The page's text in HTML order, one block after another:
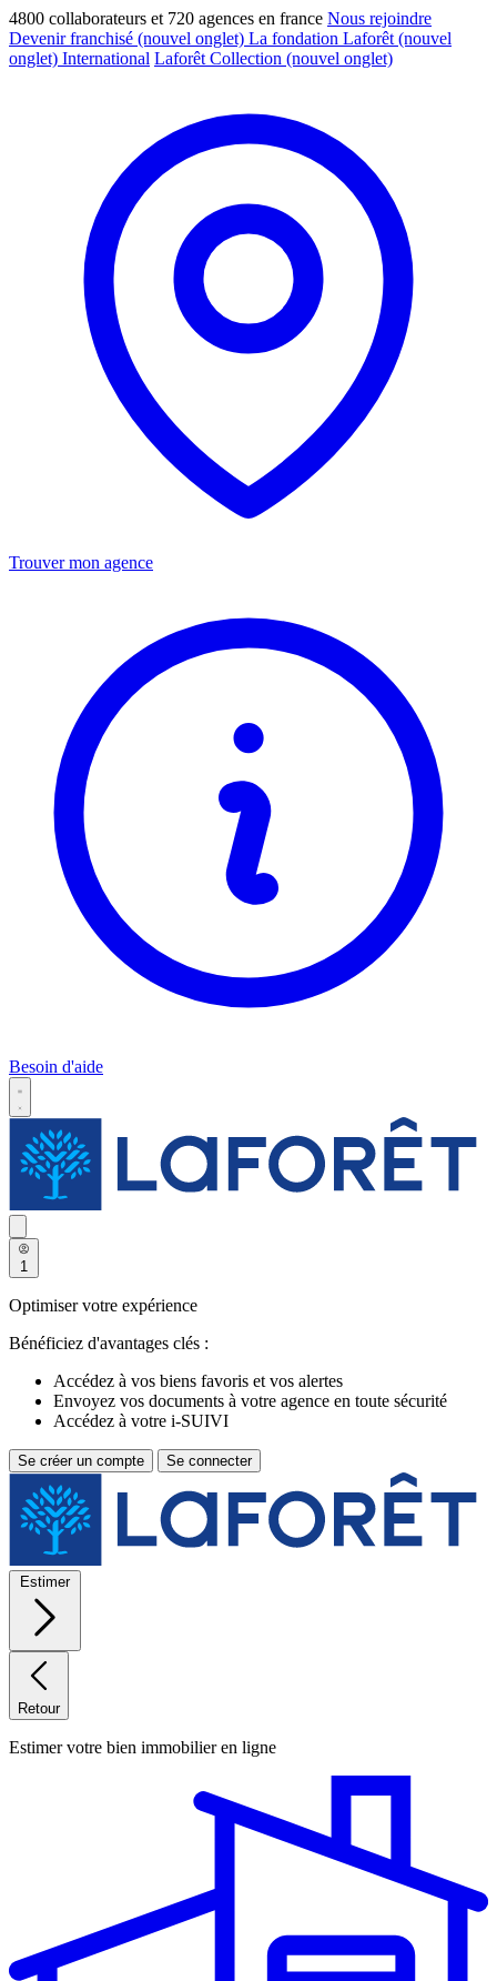
4800 collaborateurs et 720 agences en france Nous rejoindre
Devenir franchisé (nouvel onglet) La fondation Laforêt (nouvel
onglet) International Laforêt Collection (nouvel onglet)
Trouver mon agence
Besoin d'aide
1
Optimiser votre expérience
Bénéficiez d'avantages clés :
Accédez à vos biens favoris et vos alertes
Envoyez vos documents à votre agence en toute sécurité
Accédez à votre i-SUIVI
Se créer un compte Se connecter
Estimer
Retour
Estimer votre bien immobilier en ligne